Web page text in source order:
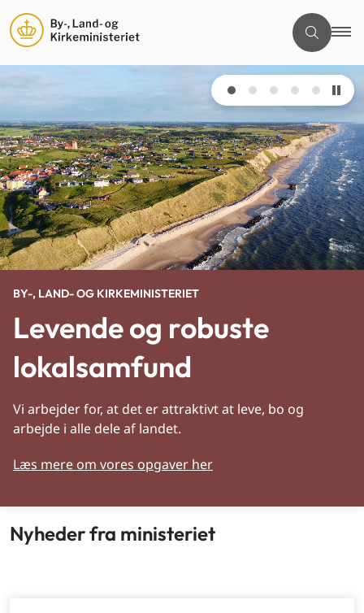
BY-, LAND- OG KIRKEMINISTERIET
Levende og robuste
lokalsamfund
Vi arbejder for, at det er attraktivt at leve, bo og
arbejde i alle dele af landet.
Læs mere om vores opgaver her
Nyheder fra ministeriet